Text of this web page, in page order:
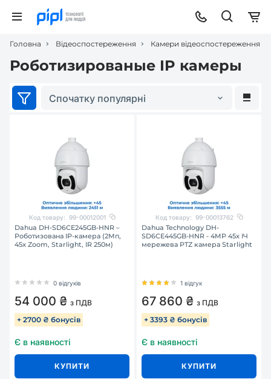
Головна Відеоспостереження Камери відеоспостереження
Роботизированые IP камеры
Спочатку популярні
Код товару: 99-00012001
Dahua DH-SD6CE245GB-HNR –
Роботизована IP-камера (2Мп,
45x Zoom, Starlight, IR 250м)
0 відгуків
54 000 ₴ з ПДВ
+ 2700 ₴ бонусів
Є в наявності
КУПИТИ
Код товару: 99-00013762
Dahua Technology DH-
SD6CE445GB-HNR - 4MP 45x ІЧ
мережева PTZ камера Starlight
1 відгук
67 860 ₴ з ПДВ
+ 3393 ₴ бонусів
Є в наявності
КУПИТИ